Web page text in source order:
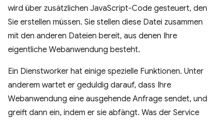
wird über zusätzlichen JavaScript-Code gesteuert, den
Sie erstellen müssen. Sie stellen diese Datei zusammen
mit den anderen Dateien bereit, aus denen Ihre
eigentliche Webanwendung besteht.
Ein Dienstworker hat einige spezielle Funktionen. Unter
anderem wartet er geduldig darauf, dass Ihre
Webanwendung eine ausgehende Anfrage sendet, und
greift dann ein, indem er sie abfängt. Was der Service